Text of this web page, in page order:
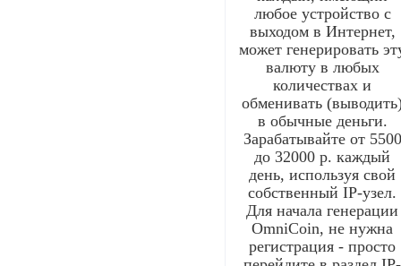
любое устройство с
выходом в Интернет,
может генерировать
валюту в любых
количествах и
обменивать
в обычные деньги.
Зарабатывайте от 5500
до 32000 р. каждый
день, используя свой
собственный IP-узел.
Для начала генерации
OmniCoin, не нужна
регистрация - просто